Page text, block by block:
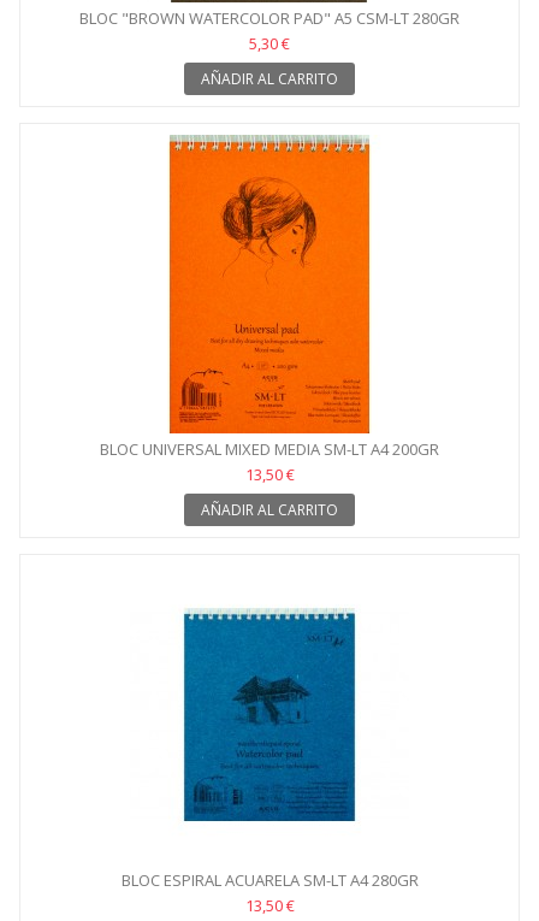
BLOC "BROWN WATERCOLOR PAD" A5 CSM-LT 280GR
5,30 €
AÑADIR AL CARRITO
BLOC UNIVERSAL MIXED MEDIA SM-LT A4 200GR
13,50 €
AÑADIR AL CARRITO
BLOC ESPIRAL ACUARELA SM-LT A4 280GR
13,50 €